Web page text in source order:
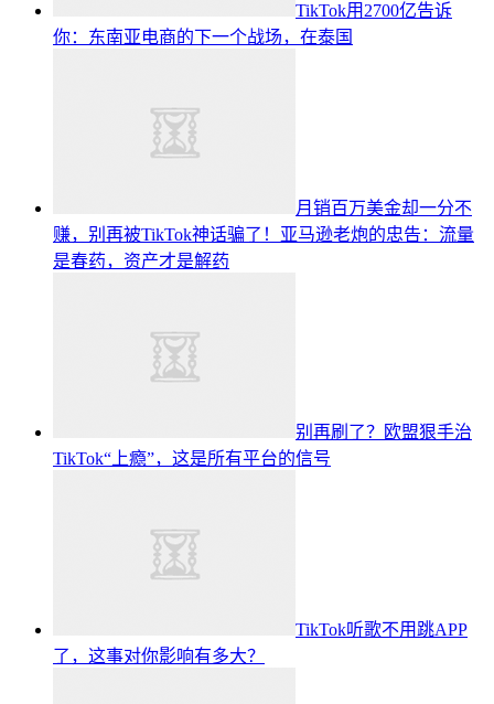
TikTok用2700亿告诉
你：东南亚电商的下一个战场，在泰国
月销百万美金却一分不
赚，别再被TikTok神话骗了！亚马逊老炮的忠告：流量
是春药，资产才是解药
别再刷了？欧盟狠手治
TikTok“上瘾”，这是所有平台的信号
TikTok听歌不用跳APP
了，这事对你影响有多大？